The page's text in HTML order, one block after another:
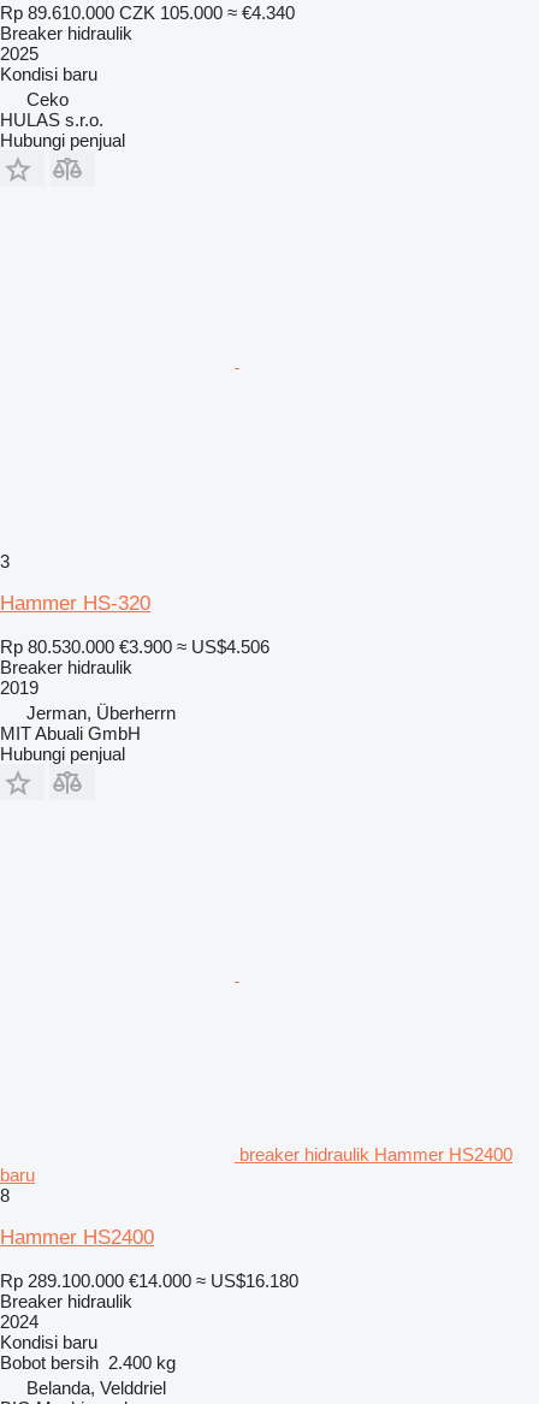
Rp 89.610.000 CZK 105.000 ≈ €4.340
Breaker hidraulik
2025
Kondisi baru
Ceko
HULAS s.r.o.
Hubungi penjual
3
Hammer HS-320
Rp 80.530.000 €3.900 ≈ US$4.506
Breaker hidraulik
2019
Jerman, Überherrn
MIT Abuali GmbH
Hubungi penjual
breaker hidraulik Hammer HS2400
baru
8
Hammer HS2400
Rp 289.100.000 €14.000 ≈ US$16.180
Breaker hidraulik
2024
Kondisi baru
Bobot bersih 2.400 kg
Belanda, Velddriel